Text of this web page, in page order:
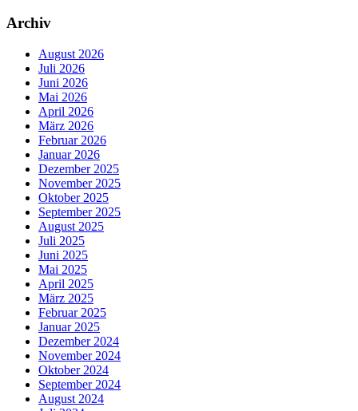
Archiv
August 2026
Juli 2026
Juni 2026
Mai 2026
April 2026
März 2026
Februar 2026
Januar 2026
Dezember 2025
November 2025
Oktober 2025
September 2025
August 2025
Juli 2025
Juni 2025
Mai 2025
April 2025
März 2025
Februar 2025
Januar 2025
Dezember 2024
November 2024
Oktober 2024
September 2024
August 2024